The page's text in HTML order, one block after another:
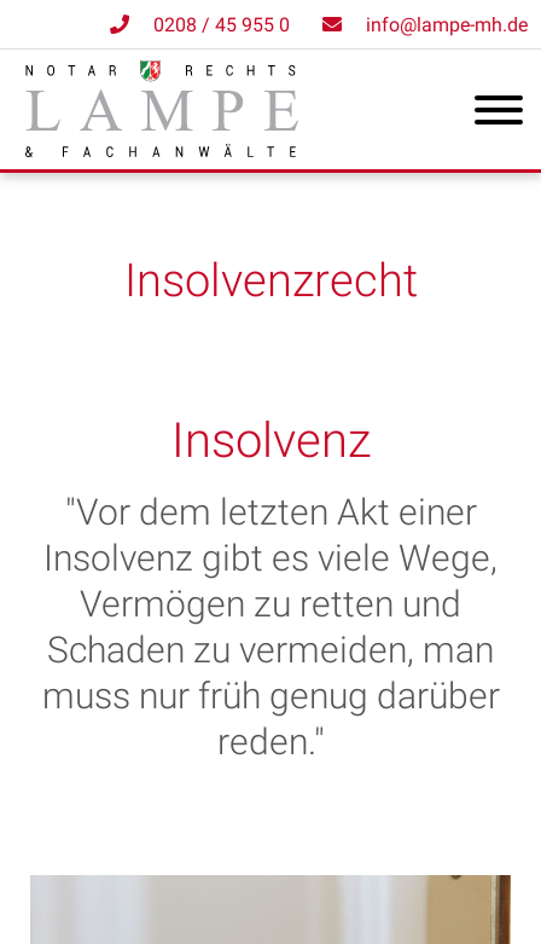
0208 / 45 955 0 info@lampe-mh.de
Insolvenzrecht
Insolvenz
"Vor dem letzten Akt einer
Insolvenz gibt es viele Wege,
Vermögen zu retten und
Schaden zu vermeiden, man
muss nur früh genug darüber
reden."